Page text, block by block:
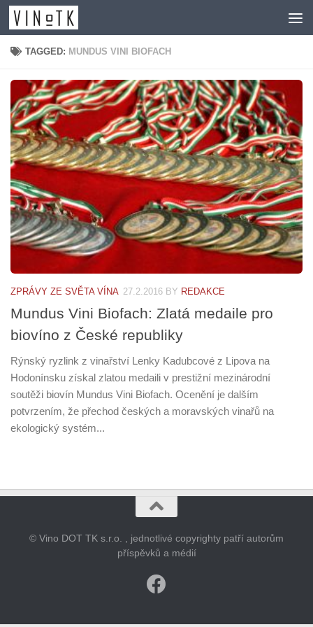
Skip to content
TAGGED: MUNDUS VINI BIOFACH
ZPRÁVY ZE SVĚTA VÍNA 27.2.2016 BY REDAKCE
Mundus Vini Biofach: Zlatá medaile pro
biovíno z České republiky
Rýnský ryzlink z vinařství Lenky Kadubcové z Lipova na
Hodonínsku získal zlatou medaili v prestižní mezinárodní
soutěži biovín Mundus Vini Biofach. Ocenění je dalším
potvrzením, že přechod českých a moravských vinařů na
ekologický systém...
© Vino DOT TK s.r.o. , jednotlivé copyrighty patří autorům
příspěvků a médií